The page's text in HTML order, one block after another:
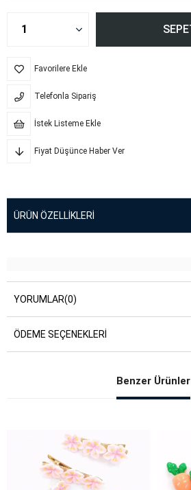
Favorilere Ekle
Telefonla Sipariş
İstek Listeme Ekle
Fiyat Düşünce Haber Ver
ÜRÜN ÖZELLIKLERI
YORUMLAR(0)
ÖDEME SEÇENEKLERI
Benzer Ürünler